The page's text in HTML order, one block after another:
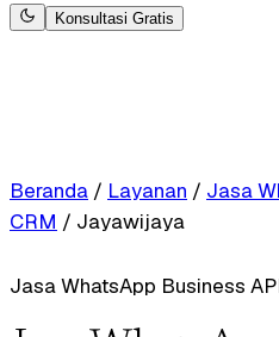
Konsultasi Gratis
Beranda / Layanan / Jasa
CRM / Jayawijaya
Jasa WhatsApp Business